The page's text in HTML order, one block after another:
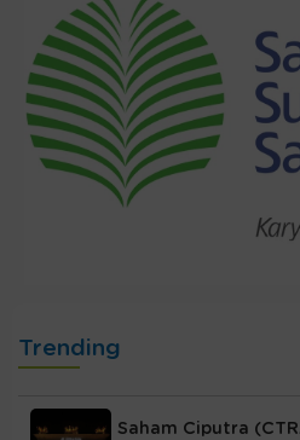
Trending
Saham Ciputra